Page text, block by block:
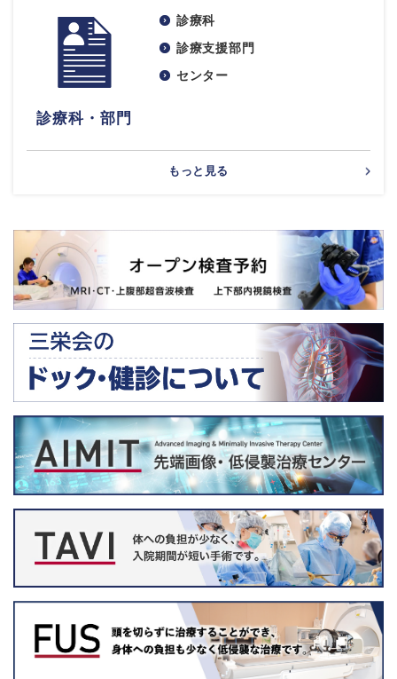
診療科・部門
診療科
診療支援部門
センター
もっと見る